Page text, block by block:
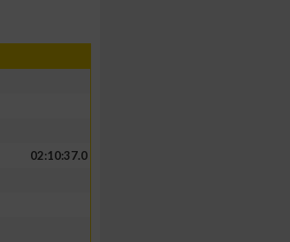
02:10:37.0